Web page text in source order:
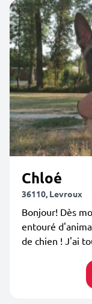
Chloé
36110, Levroux
Bonjour! Dès
entouré
de chien ! J'ai